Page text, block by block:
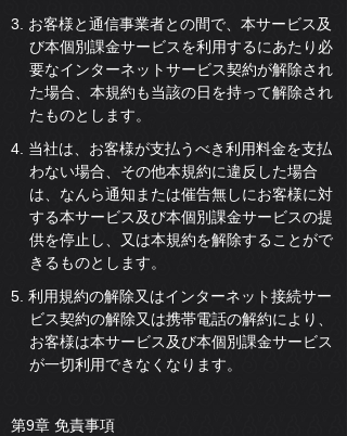
3. お客様と通信事業者との間で、本サービス及
び本個別課金サービスを利用するにあたり必
要なインターネットサービス契約が解除され
た場合、本規約も当該の日を持って解除され
たものとします。
4. 当社は、お客様が支払うべき利用料金を支払
わない場合、その他本規約に違反した場合
は、なんら通知または催告無しにお客様に対
する本サービス及び本個別課金サービスの提
供を停止し、又は本規約を解除することがで
きるものとします。
5. 利用規約の解除又はインターネット接続サー
ビス契約の解除又は携帯電話の解約により、
お客様は本サービス及び本個別課金サービス
が一切利用できなくなります。
第9章 免責事項